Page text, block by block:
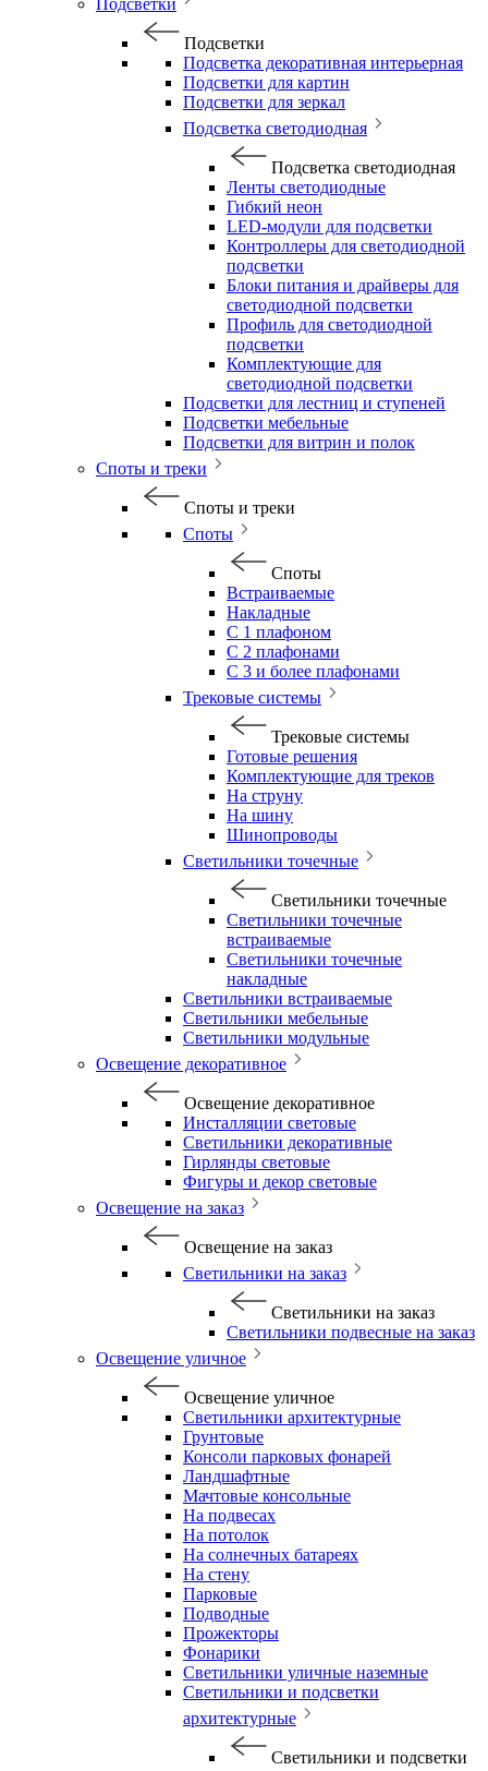
Подсветки
Подсветки
Подсветка декоративная интерьерная
Подсветки для картин
Подсветки для зеркал
Подсветка светодиодная
Подсветка светодиодная
Ленты светодиодные
Гибкий неон
LED-модули для подсветки
Контроллеры для светодиодной
подсветки
Блоки питания и драйверы для
светодиодной подсветки
Профиль для светодиодной
подсветки
Комплектующие для
светодиодной подсветки
Подсветки для лестниц и ступеней
Подсветки мебельные
Подсветки для витрин и полок
Споты и треки
Споты и треки
Споты
Споты
Встраиваемые
Накладные
С 1 плафоном
С 2 плафонами
С 3 и более плафонами
Трековые системы
Трековые системы
Готовые решения
Комплектующие для треков
На струну
На шину
Шинопроводы
Светильники точечные
Светильники точечные
Светильники точечные
встраиваемые
Светильники точечные
накладные
Светильники встраиваемые
Светильники мебельные
Светильники модульные
Освещение декоративное
Освещение декоративное
Инсталляции световые
Светильники декоративные
Гирлянды световые
Фигуры и декор световые
Освещение на заказ
Освещение на заказ
Светильники на заказ
Светильники на заказ
Светильники подвесные на заказ
Освещение уличное
Освещение уличное
Светильники архитектурные
Грунтовые
Консоли парковых фонарей
Ландшафтные
Мачтовые консольные
На подвесах
На потолок
На солнечных батареях
На стену
Парковые
Подводные
Прожекторы
Фонарики
Светильники уличные наземные
Светильники и подсветки
архитектурные
Светильники и подсветки